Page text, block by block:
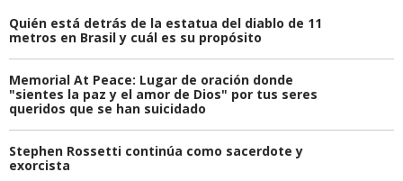
Quién está detrás de la estatua del diablo de 11
metros en Brasil y cuál es su propósito
Memorial At Peace: Lugar de oración donde
"sientes la paz y el amor de Dios" por tus seres
queridos que se han suicidado
Stephen Rossetti continúa como sacerdote y
exorcista